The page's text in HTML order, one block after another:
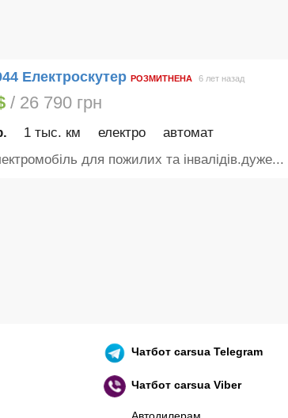
Електроскутер РОЗМИТНЕНА 6 лет назад
/ 26 790 грн
1 тыс. км електро автомат
для пожилих та інвалідів.дуже...
Чатботcarsua Telegram
Чатботcarsua Viber
Автодилерам